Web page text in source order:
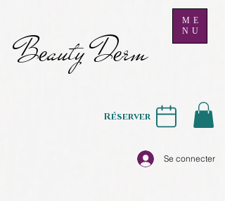
Beauty Derm
ME
NU
Se connecter
Réserver